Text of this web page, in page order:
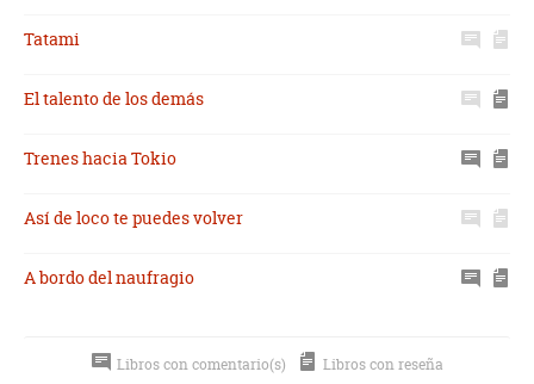
Tatami
El talento de los demás
Trenes hacia Tokio
Así de loco te puedes volver
A bordo del naufragio
Libros con comentario(s) Libros con reseña